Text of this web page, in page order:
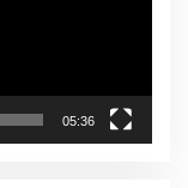
05:36